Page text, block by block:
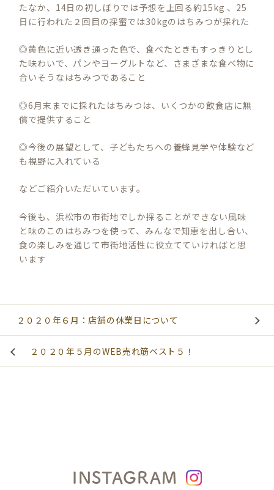
たなか、14日の初しぼりでは予想を上回る約15kg 、25
日に行われた２回目の採蜜では30kgのはちみつが採れた
◎黄色に近い透き通った色で、食べたときもすっきりとし
た味わいで、パンやヨーグルトなど、さまざまな食べ物に
合いそうなはちみつであること
◎6月末までに採れたはちみつは、いくつかの飲食店に無
償で提供すること
◎今後の展望として、子どもたちへの養蜂見学や体験など
も視野に入れている
などご紹介いただいています。
今後も、浜松市の市街地でしか採ることができない風味
と味のこのはちみつを使って、みんなで知恵を出し合い、
食の楽しみを通じて市街地活性に役立てていければと思
います
２０２０年６月：店舗の休業日について
２０２０年５月のWEB売れ筋ベスト５！
INSTAGRAM